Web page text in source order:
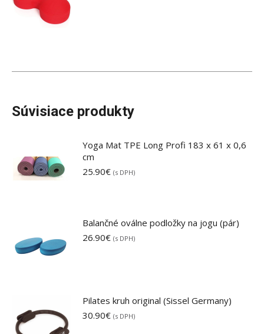
Súvisiace produkty
Yoga Mat TPE Long Profi 183 x 61 x 0,6
cm
25.90€ (s DPH)
Balančné oválne podložky na jogu (pár)
26.90€ (s DPH)
Pilates kruh original (Sissel Germany)
30.90€ (s DPH)